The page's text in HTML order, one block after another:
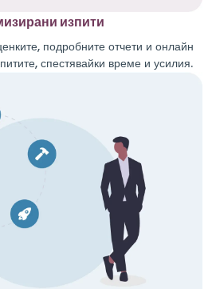
изпити
подробните отчети и онлайн
спестявайки време и усилия.